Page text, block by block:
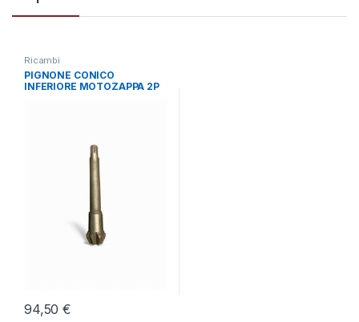
Ricambi
PIGNONE CONICO
INFERIORE MOTOZAPPA 2P
94,50€